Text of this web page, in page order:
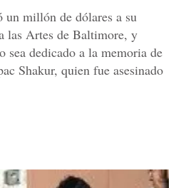
un millón de dólares a su
las Artes de Baltimore, y
sea dedicado a la memoria de
Shakur, quien fue asesinado